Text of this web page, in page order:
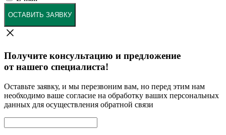
ОСТАВИТЬ ЗАЯВКУ
Получите консультацию и предложение
от нашего специалиста!
Оставьте заявку, и мы перезвоним вам, но перед этим нам
необходимо ваше согласие на обработку ваших персональных
данных для осуществления обратной связи